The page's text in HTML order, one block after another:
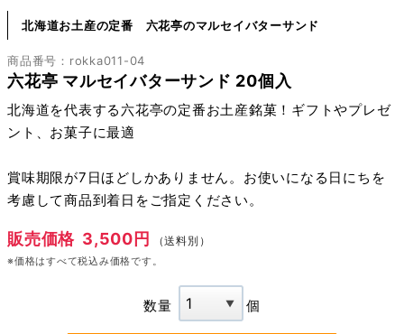
北海道お土産の定番 六花亭のマルセイバターサンド
商品番号：rokka011-04
六花亭 マルセイバターサンド 20個入
北海道を代表する六花亭の定番お土産銘菓！ギフトやプレゼ
ント、お菓子に最適
賞味期限が7日ほどしかありません。お使いになる日にちを
考慮して商品到着日をご指定ください。
販売価格 3,500円 （送料別）
※価格はすべて税込み価格です。
数量 個